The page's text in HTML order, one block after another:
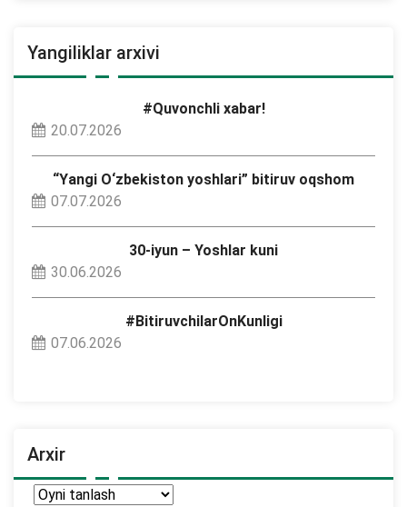
Yangiliklar arxivi
#Quvonchli xabar!
20.07.2026
“Yangi O‘zbekiston yoshlari” bitiruv oqshom
07.07.2026
30-iyun – Yoshlar kuni
30.06.2026
#BitiruvchilarOnKunligi
07.06.2026
Arxir
Arxir